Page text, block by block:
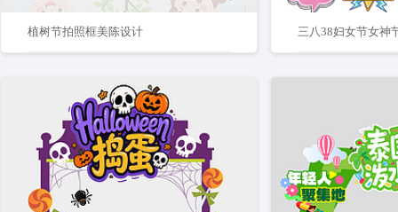
植树节拍照框美陈设计